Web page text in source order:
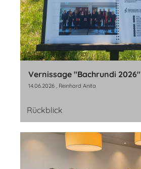
Vernissage "Bachrundi 2026"
14.06.2026 , Reinhard Anita
Rückblick